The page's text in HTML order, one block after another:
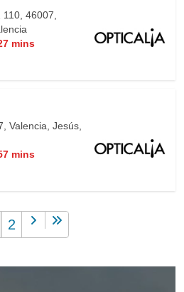
46007,
mins
Valencia, Jesús,
mins
2